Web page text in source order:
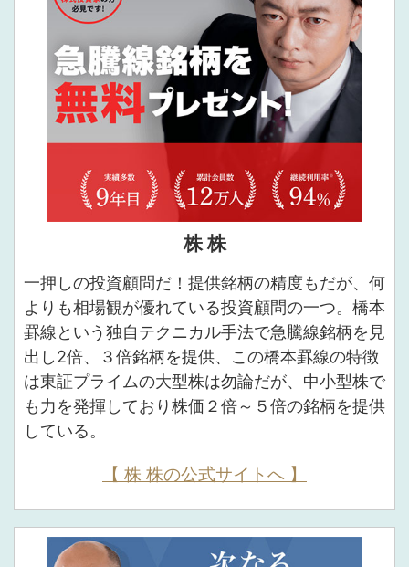
株 株
一押しの投資顧問だ！提供銘柄の精度もだが、何
よりも相場観が優れている投資顧問の一つ。橋本
罫線という独自テクニカル手法で急騰線銘柄を見
出し2倍、３倍銘柄を提供、この橋本罫線の特徴
は東証プライムの大型株は勿論だが、中小型株で
も力を発揮しており株価２倍～５倍の銘柄を提供
している。
【 株 株の公式サイトへ 】